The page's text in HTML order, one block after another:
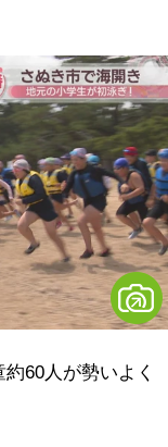
60人が勢いよく